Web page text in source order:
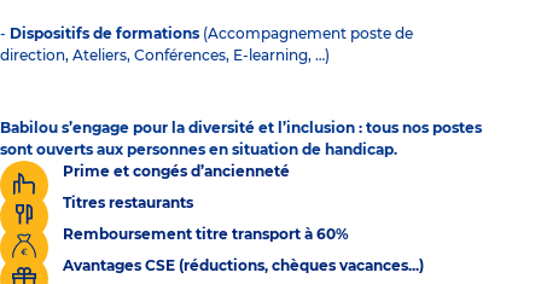
- Dispositifs de formations (Accompagnement poste de
direction, Ateliers, Conférences, E-learning, …)
Babilou s’engage pour la diversité et l’inclusion : tous nos postes
sont ouverts aux personnes en situation de handicap.
Prime et congés d’ancienneté
Titres restaurants
Remboursement titre transport à 60%
Avantages CSE (réductions, chèques vacances...)